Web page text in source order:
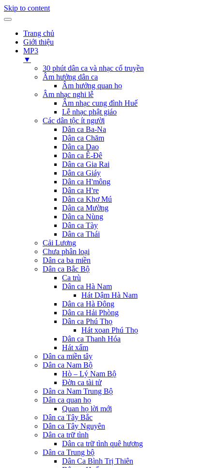
Skip to content
Trang chủ
Giới thiệu
MP3
▼
30 phút dân ca và nhạc cổ truyền
Âm hưởng dân ca
Âm hưởng quan họ
Âm nhạc nghi lễ
Âm nhạc cung đình Huế
Lễ nhạc phật giáo
Các dân tộc ít người
Dân ca Ba-Na
Dân ca Chăm
Dân ca Dao
Dân ca Ê-Đê
Dân ca Gia Rai
Dân ca Giáy
Dân ca H'mông
Dân ca H're
Dân ca Khơ Mú
Dân ca Mường
Dân ca Nùng
Dân ca Tày
Dân ca Thái
Cải Lương
Chưa phân loại
Dân ca ba miền
Dân ca Bắc Bộ
Ca trù
Dân ca Hà Nam
Hát Dậm Hà Nam
Dân ca Hà Đông
Dân ca Hải Phòng
Dân ca Phú Thọ
Hát xoan Phú Thọ
Dân ca Thanh Hóa
Hát xẩm
Dân ca miền tây
Dân ca Nam Bộ
Hò – Lý Nam Bộ
Đờn ca tài tử
Dân ca Nam Trung Bộ
Dân ca quan họ
Quan họ lời mới
Dân ca Tây Bắc
Dân ca Tây Nguyên
Dân ca trữ tình
Dân ca trữ tình quê hương
Dân ca Trung bộ
Dân Ca Bình Trị Thiên